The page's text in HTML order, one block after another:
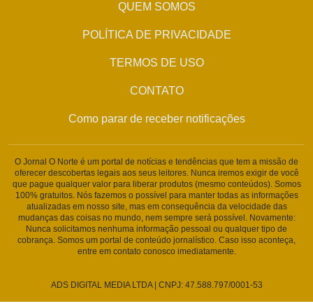
QUEM SOMOS
POLÍTICA DE PRIVACIDADE
TERMOS DE USO
CONTATO
Como parar de receber notificações
O Jornal O Norte é um portal de notícias e tendências que tem a missão de
oferecer descobertas legais aos seus leitores. Nunca iremos exigir de você
que pague qualquer valor para liberar produtos (mesmo conteúdos). Somos
100% gratuitos. Nós fazemos o possível para manter todas as informações
atualizadas em nosso site, mas em consequência da velocidade das
mudanças das coisas no mundo, nem sempre será possível. Novamente:
Nunca solicitamos nenhuma informação pessoal ou qualquer tipo de
cobrança. Somos um portal de conteúdo jornalístico. Caso isso aconteça,
entre em contato conosco imediatamente.
ADS DIGITAL MEDIA LTDA | CNPJ: 47.588.797/0001-53